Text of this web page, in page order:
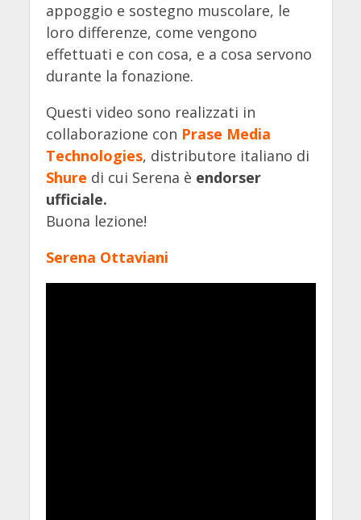
appoggio e sostegno muscolare, le
loro differenze, come vengono
effettuati e con cosa, e a cosa servono
durante la fonazione.
Questi video sono realizzati in
collaborazione con Prase Media
Technologies, distributore italiano di
Shure di cui Serena è endorser
ufficiale.
Buona lezione!
Serena Ottaviani